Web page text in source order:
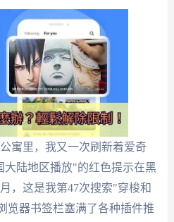
寓里，我又一次刷新着爱奇
大陆地区播放"的红色提示在黑
，这是我第47次搜索"穿梭和
览器书签栏塞满了各种插件推